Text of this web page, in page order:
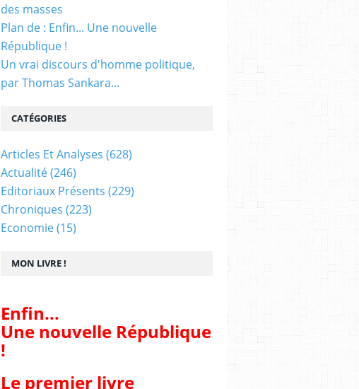
des masses
Plan de : Enfin... Une nouvelle
République !
Un vrai discours d'homme politique,
par Thomas Sankara...
CATÉGORIES
Articles Et Analyses (628)
Actualité(246)
Editoriaux Présents (229)
Chroniques (223)
Economie(15)
MON LIVRE !
Enfin...
Une nouvelle République
!
Le premier livre